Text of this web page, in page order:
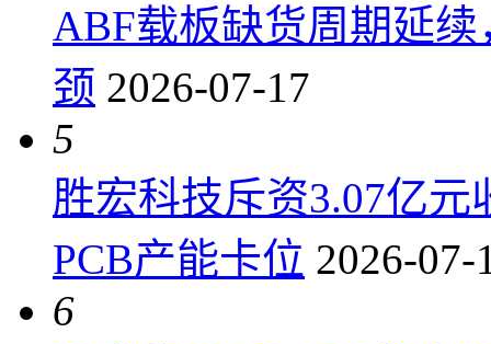
ABF载板缺货周期延
颈 2026-07-17
5
胜宏科技斥资3.07亿
PCB产能卡位 2026-07-
6